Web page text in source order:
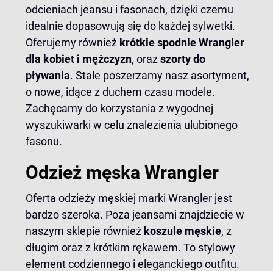
odcieniach jeansu i fasonach, dzięki czemu
idealnie dopasowują się do każdej sylwetki.
Oferujemy również krótkiespodnie Wrangler
dla kobiet i mężczyzn, orazszorty do
pływania. Stale poszerzamy nasz asortyment,
o nowe, idące z duchem czasu modele.
Zachęcamy do korzystania z wygodnej
wyszukiwarki w celu znalezienia ulubionego
fasonu.
Odzież męska Wrangler
Oferta odzieży męskiej marki Wrangler jest
bardzo szeroka. Poza jeansami znajdziecie w
naszym sklepie również koszule męskie, z
długim oraz z krótkim rękawem. To stylowy
element codziennego i eleganckiego outfitu.